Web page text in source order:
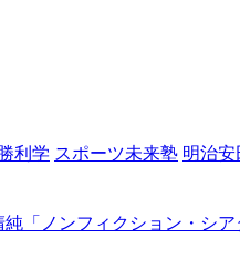
利学 スポーツ未来塾 明治
純「ノンフィクション・シ